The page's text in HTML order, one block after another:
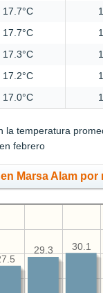
17.7°C
17.7°C
17.3°C
17.2°C
17.0°C
la temperatura
febrero
Marsa Alam por
30.1
29.3